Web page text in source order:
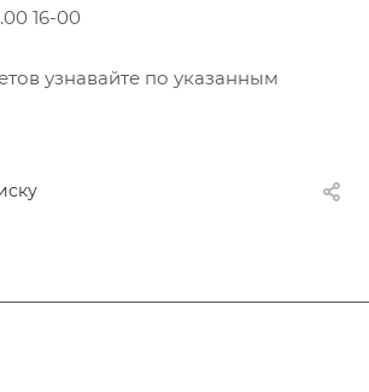
16-00
узнавайте по указанным